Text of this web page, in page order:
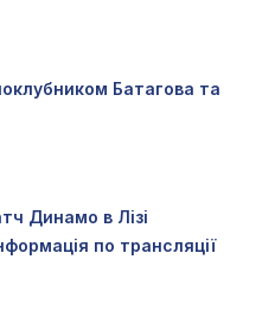
Батагова та
Динамо в Лізі
по трансляції